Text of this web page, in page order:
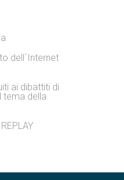
dell´Internet
ai dibattiti di
tema della